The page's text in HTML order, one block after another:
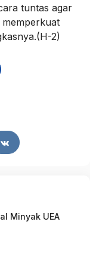
tuntas agar
2)
Minyak UEA